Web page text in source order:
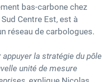
bas-carbone chez
Centre Est, est à
réseau de carbologues.
la stratégie du pôle
unité de mesure